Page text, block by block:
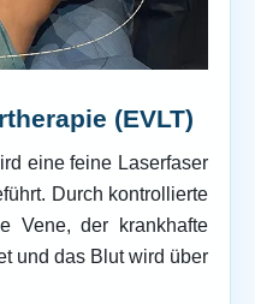
(EVLT)
eine feine Laserfaser
Durch kontrollierte
Vene, der krankhafte
und das Blut wird über